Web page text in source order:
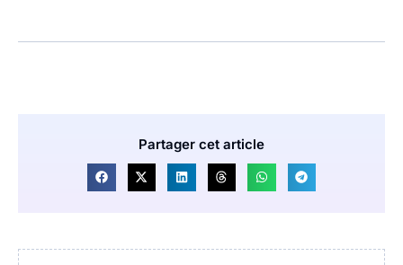
Partager cet article